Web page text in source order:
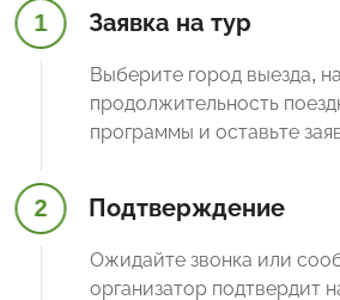
1 Заявка на тур
Выберите город выезда,
продолжительность
программы и оставьте
2 Подтверждение
Ожидайте звонка или
организатор подтвердит